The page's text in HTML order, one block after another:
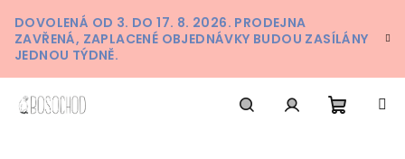
na
obsah
DOVOLENÁ OD 3. DO 17. 8. 2026. PRODEJNA
ZAVŘENÁ, ZAPLACENÉ OBJEDNÁVKY BUDOU ZASÍLÁNY
JEDNOU TÝDNĚ.